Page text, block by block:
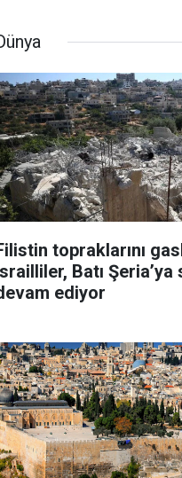
topraklarını
Batı Şeria’ya
ediyor